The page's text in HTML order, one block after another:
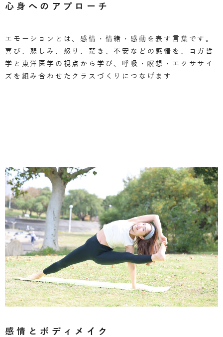
心身へのアプローチ
エモーションとは、感情・情緒・感動を表す言葉です。
喜び、悲しみ、怒り、驚き、不安などの感情を、ヨガ哲
学と東洋医学の視点から学び、呼吸・瞑想・エクササイ
ズを組み合わせたクラスづくりにつなげます
感情とボディメイク